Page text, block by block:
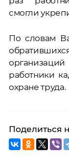
смогли
По словам
работники
охране труда.
Поделиться